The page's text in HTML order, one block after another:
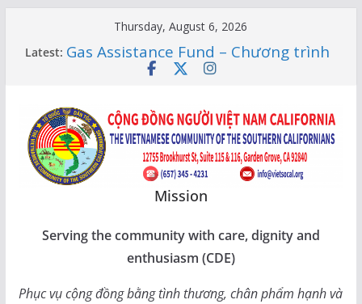
Thursday, August 6, 2026
Latest: Gas Assistance Fund – Chương trình
giúp đỡ tiền Socalgas
Citizenship Flashcard Apps – Ứng
Dụng Ôn Thi Quốc Tịch 2026
Human Rights Update in Vietnam
XUÂN SUNG TÚC – TẾT SẺ CHIA
CÙNG CÁC BẬC CAO NIÊN TẠI
Mission
Serving the community with care, dignity and
enthusiasm (CDE)
Phục vụ cộng đồng bằng tình thương, chân phẩm hạnh và